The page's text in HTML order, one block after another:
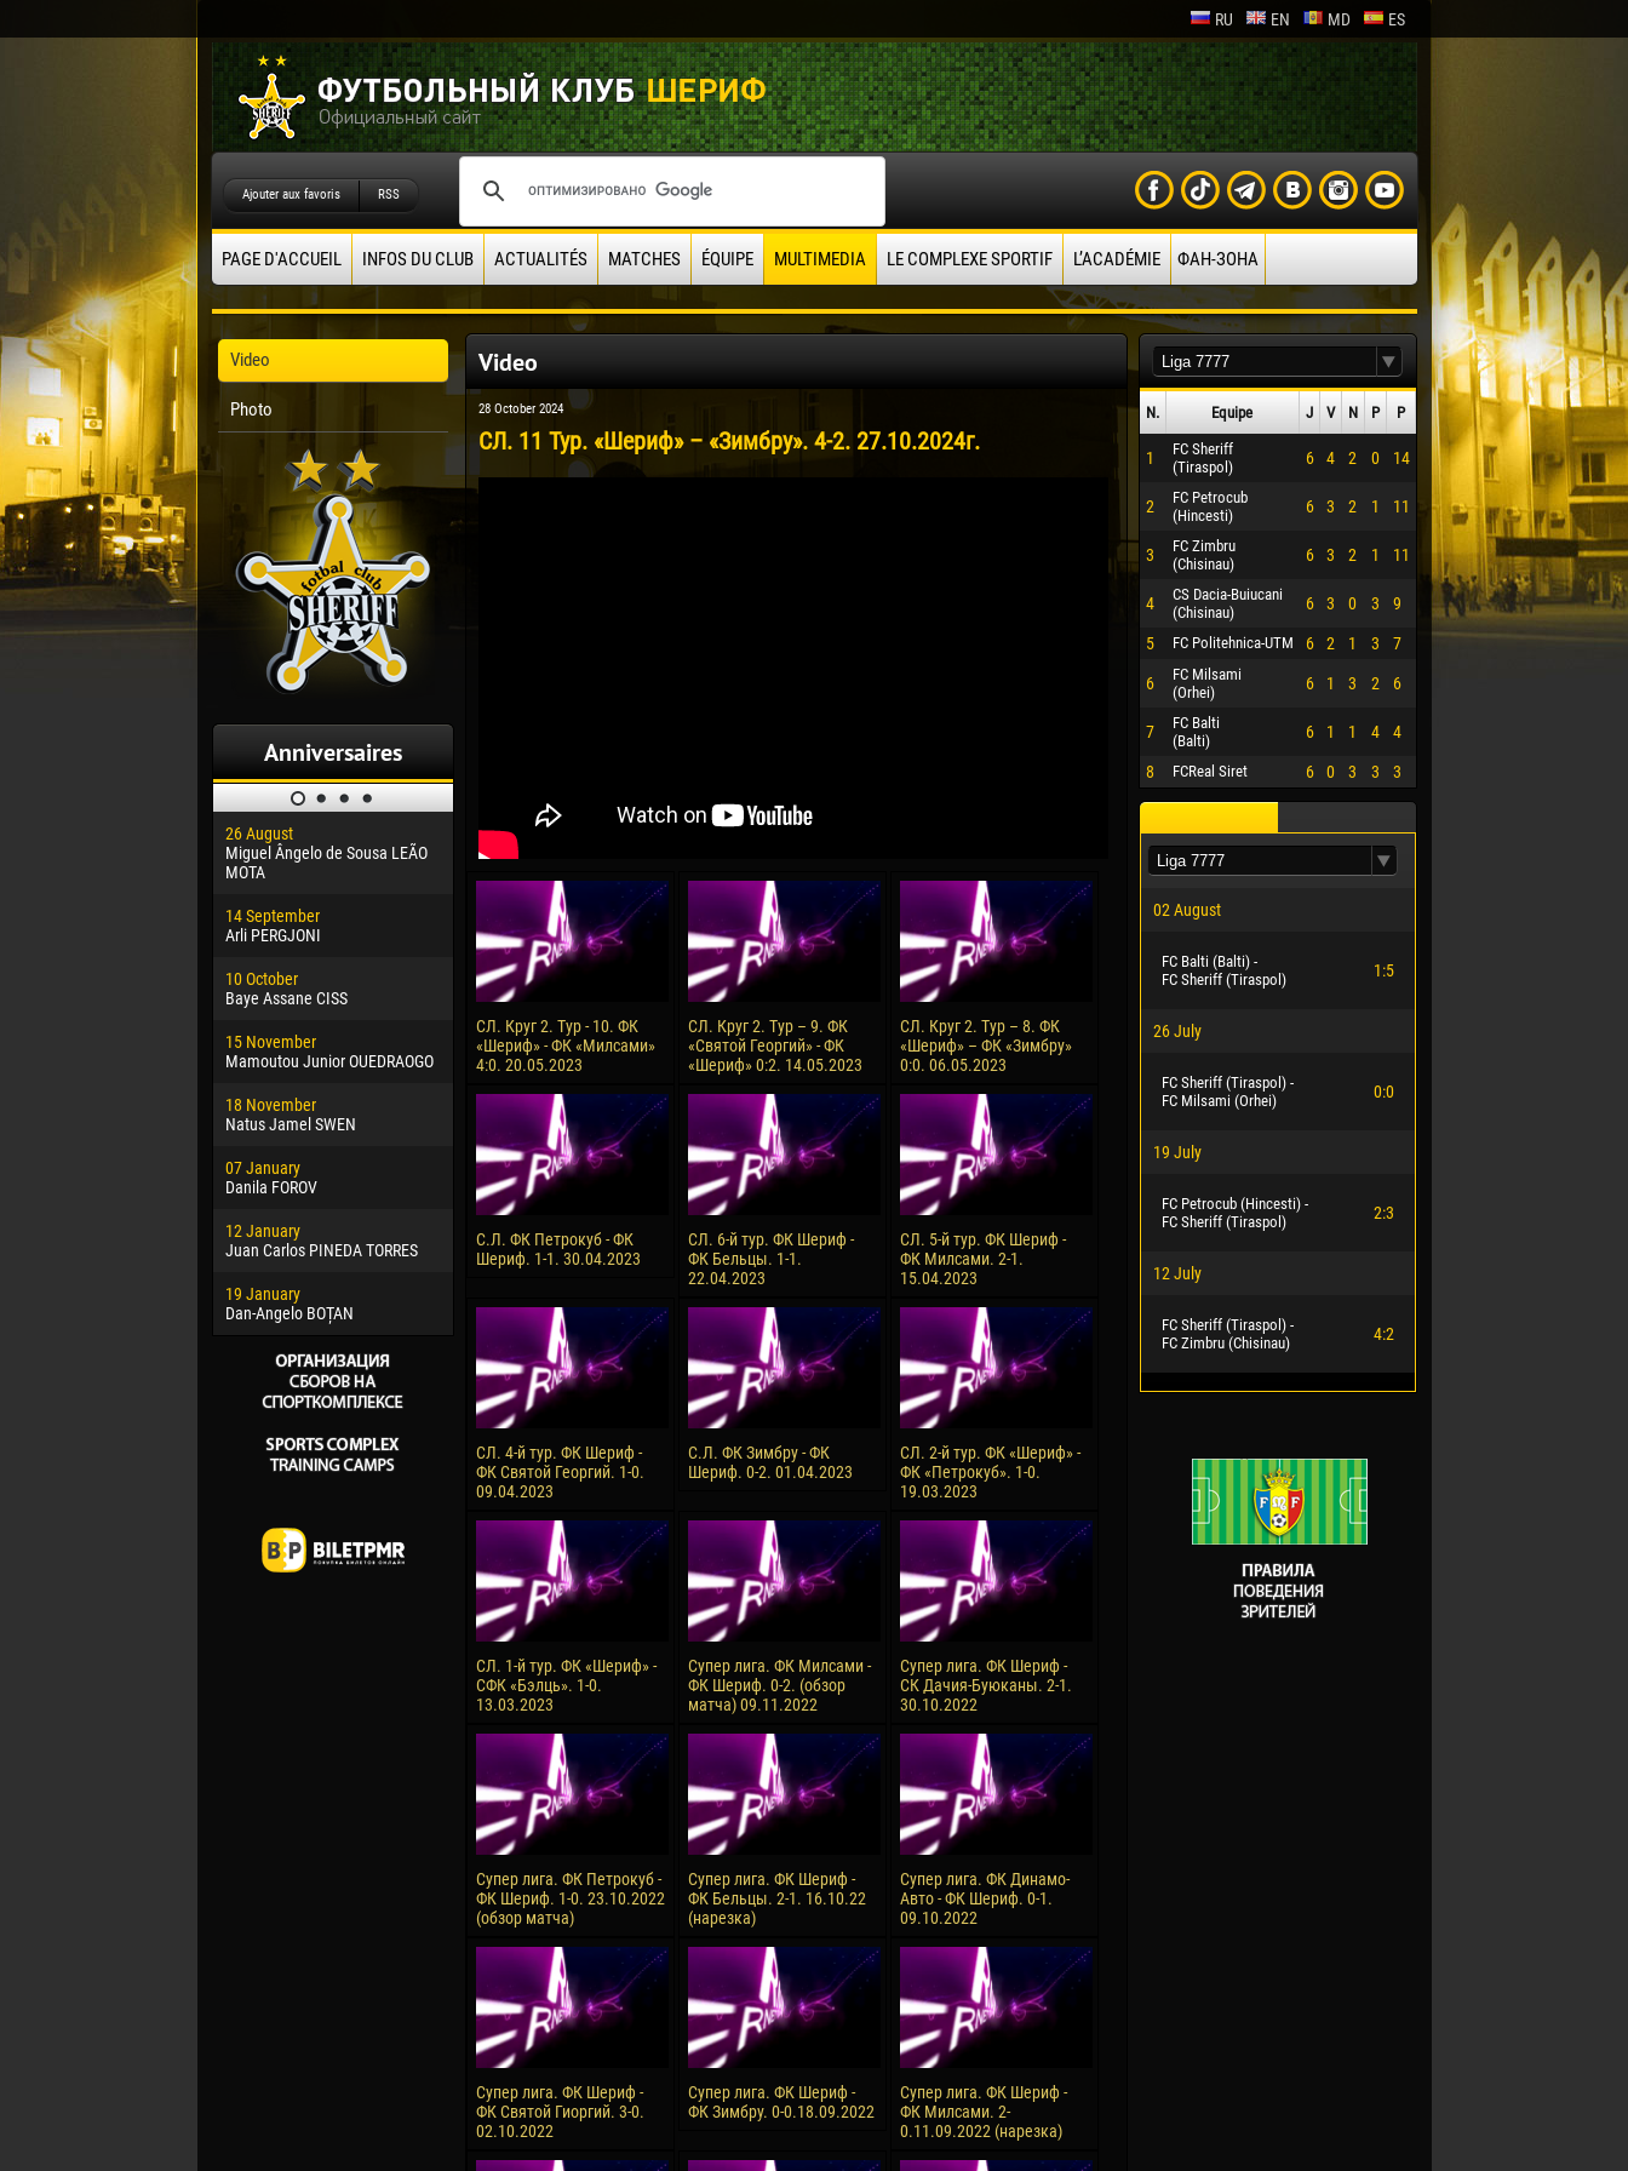
RU EN MD ES
Ajouter aux favoris RSS
PAGE D'ACCUEIL INFOS DU CLUB ACTUALITÉS MATCHES ÉQUIPE MULTIMEDIA LE COMPLEXE SPORTIF L’ACADÉMIE ФАН-ЗОНА
Video
Photo
Anniversaires
26 August
Miguel Ângelo de Sousa LEÃO
MOTA
14 September
Arli PERGJONI
10 October
Baye Assane CISS
15 November
Mamoutou Junior OUEDRAOGO
18 November
Natus Jamel SWEN
07 January
Danila FOROV
12 January
Juan Carlos PINEDA TORRES
19 January
Dan-Angelo BOȚAN
30 January
Dhoraso Moreo KLAS
24 February
Vladislav COSTIN
02 March
Veaceslav COZMA
09 March
Emmanuel AFETSE
Jayder Moreno ASPRILLA
22 March
Samba KONÉ
26 March
Vitor Hugo Morais de OLIVEIRA
28 March
04 May
13 May
Renat JOSAN
15 June
Konan Jaures-Ulrich LOUKOU
24 June
Victor CIUMAȘU
Soumaila MAGASSOUBA
10 July
Bourama FOMBA
15 July
Ivan DYULGEROV
17 July
24 July
Mihail COROTCOV
27 July
Vladimir FRATEA
Video
28 October 2024
СЛ. 11 Тур. «Шериф» – «Зимбру». 4-2. 27.10.2024г.
СЛ. Круг 2. Тур - 10. ФК
«Шериф» - ФК «Милсами»
4:0. 20.05.2023
СЛ. Круг 2. Тур – 9. ФК
«Святой Георгий» - ФК
«Шериф» 0:2. 14.05.2023
СЛ. Круг 2. Тур – 8. ФК
«Шериф» – ФК «Зимбру»
0:0. 06.05.2023
С.Л. ФК Петрокуб - ФК
Шериф. 1-1. 30.04.2023
СЛ. 6-й тур. ФК Шериф -
ФК Бельцы. 1-1.
22.04.2023
СЛ. 5-й тур. ФК Шериф -
ФК Милсами. 2-1.
15.04.2023
СЛ. 4-й тур. ФК Шериф -
ФК Святой Георгий. 1-0.
09.04.2023
С.Л. ФК Зимбру - ФК
Шериф. 0-2. 01.04.2023
СЛ. 2-й тур. ФК «Шериф» -
ФК «Петрокуб». 1-0.
19.03.2023
СЛ. 1-й тур. ФК «Шериф» -
СФК «Бэлць». 1-0.
13.03.2023
Супер лига. ФК Милсами -
ФК Шериф. 0-2. (обзор
матча) 09.11.2022
Супер лига. ФК Шериф -
СК Дачия-Буюканы. 2-1.
30.10.2022
Супер лига. ФК Петрокуб -
ФК Шериф. 1-0. 23.10.2022
(обзор матча)
Супер лига. ФК Шериф -
ФК Бельцы. 2-1. 16.10.22
(нарезка)
Супер лига. ФК Динамо-
Авто - ФК Шериф. 0-1.
09.10.2022
Супер лига. ФК Шериф -
ФК Святой Гиоргий. 3-0.
02.10.2022
Супер лига. ФК Шериф -
ФК Зимбру. 0-0.18.09.2022
Супер лига. ФК Шериф -
ФК Милсами. 2-
0.11.09.2022 (нарезка)
N. Equipe J V N P P
1
FC Sheriff
(Tiraspol)
6 4 2 0 14
2
FC Petrocub
(Hincesti)
6 3 2 1 11
3
FC Zimbru
(Chisinau)
6 3 2 1 11
4
CS Dacia-Buiucani
(Chisinau)
6 3 0 3 9
5 FC Politehnica-UTM 6 2 1 3 7
6
FC Milsami
(Orhei)
6 1 3 2 6
7
FC Balti
(Balti)
6 1 1 4 4
8 FCReal Siret 6 0 3 3 3
02 August
FC Balti (Balti) -
FC Sheriff (Tiraspol)
1:5
26 July
FC Sheriff (Tiraspol) -
FC Milsami (Orhei)
0:0
19 July
FC Petrocub (Hincesti) -
FC Sheriff (Tiraspol)
2:3
12 July
FC Sheriff (Tiraspol) -
FC Zimbru (Chisinau)
4:2